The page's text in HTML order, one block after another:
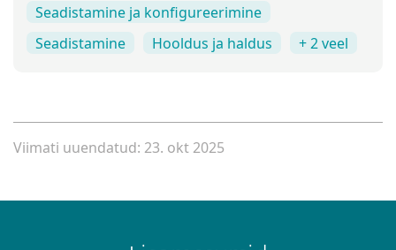
Seadistamine ja konfigureerimine
Seadistamine
Hooldus ja haldus + 2 veel
Viimati uuendatud: 23. okt 2025